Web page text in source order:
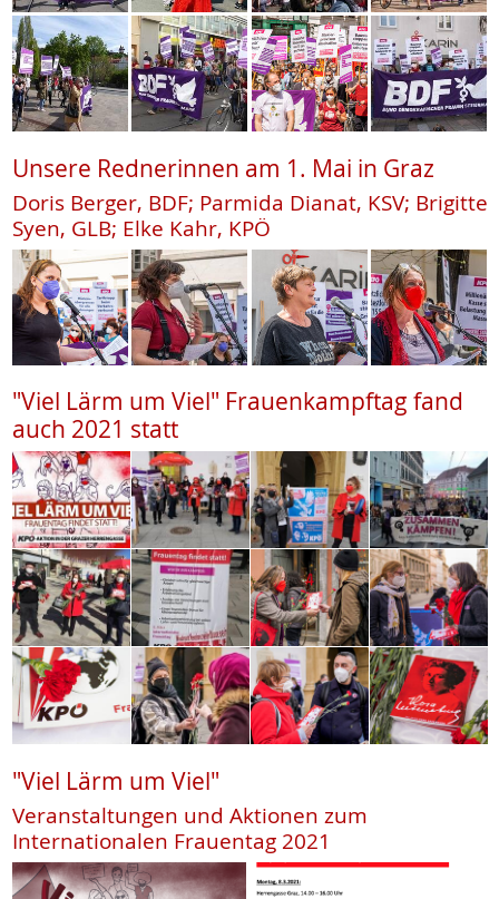
Unsere Rednerinnen am 1. Mai in Graz
Doris Berger, BDF; Parmida Dianat, KSV; Brigitte
Syen, GLB; Elke Kahr, KPÖ
"Viel Lärm um Viel" Frauenkampftag fand
auch 2021 statt
"Viel Lärm um Viel"
Veranstaltungen und Aktionen zum
Internationalen Frauentag 2021